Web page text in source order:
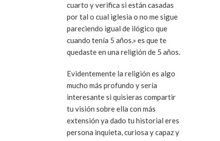
cuarto y verifica si están casadas
por tal o cual iglesia o no me sigue
pareciendo igual de ilógico que
cuando tenía 5 años.» es que te
quedaste en una religión de 5 años.
Evidentemente la religión es algo
mucho más profundo y sería
interesante si quisieras compartir
tu visión sobre ella con más
extensión ya dado tu historial eres
persona inquieta, curiosa y capaz y